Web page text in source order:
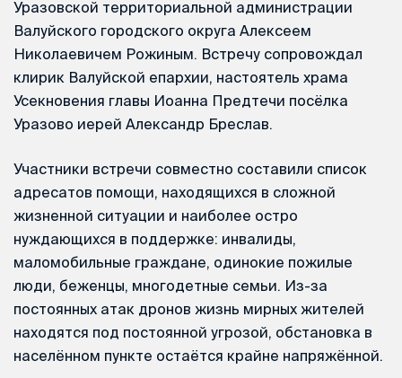
Уразовской территориальной администрации
Валуйского городского округа Алексеем
Николаевичем Рожиным. Встречу сопровождал
клирик Валуйской епархии, настоятель храма
Усекновения главы Иоанна Предтечи посёлка
Уразово иерей Александр Бреслав.
Участники встречи совместно составили список
адресатов помощи, находящихся в сложной
жизненной ситуации и наиболее остро
нуждающихся в поддержке: инвалиды,
маломобильные граждане, одинокие пожилые
люди, беженцы, многодетные семьи. Из-за
постоянных атак дронов жизнь мирных жителей
находятся под постоянной угрозой, обстановка в
населённом пункте остаётся крайне напряжённой.